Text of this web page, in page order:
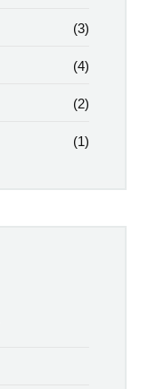
(3)
(4)
(2)
(1)